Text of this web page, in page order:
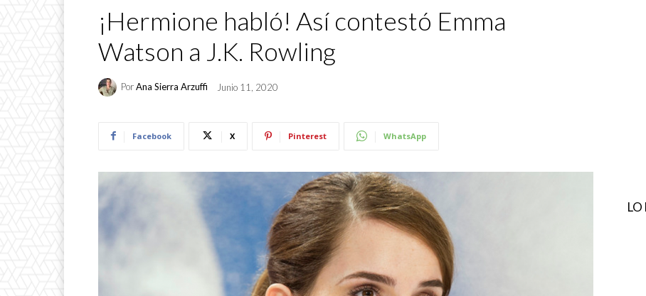
¡Hermione habló! Así contestó Emma
Watson a J.K. Rowling
PorAna Sierra Arzuffi Junio 11, 2020
Facebook X Pinterest WhatsApp
LO